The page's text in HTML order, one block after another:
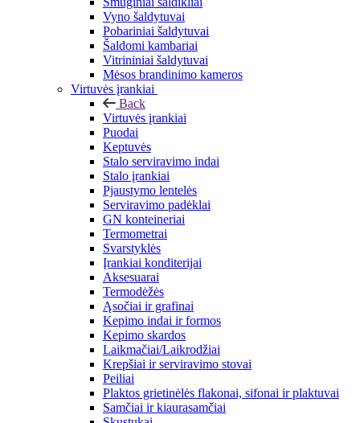
Vyno šaldytuvai
Pobariniai šaldytuvai
Šaldomi kambariai
Vitrininiai šaldytuvai
Mėsos brandinimo kameros
Virtuvės įrankiai
Back
Virtuvės įrankiai
Puodai
Keptuvės
Stalo serviravimo indai
Stalo įrankiai
Pjaustymo lentelės
Serviravimo padėklai
GN konteineriai
Termometrai
Svarstyklės
Įrankiai konditerijai
Aksesuarai
Termodėžės
Ąsočiai ir grafinai
Kepimo indai ir formos
Kepimo skardos
Laikmačiai/Laikrodžiai
Krepšiai ir serviravimo stovai
Peiliai
Plaktos grietinėlės flakonai, sifonai ir plaktuvai
Samčiai ir kiaurasamčiai